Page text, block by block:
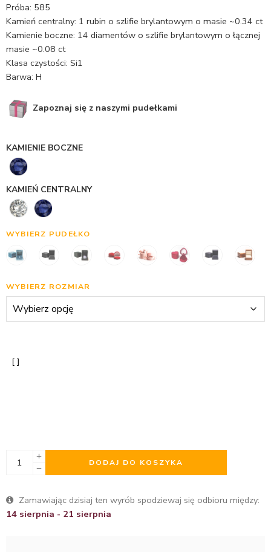
Próba: 585
Kamień centralny: 1 rubin o szlifie brylantowym o masie ~0.34 ct
Kamienie boczne: 14 diamentów o szlifie brylantowym o łącznej
masie ~0.08 ct
Klasa czystości: Si1
Barwa: H
Zapoznaj się z naszymi pudełkami
KAMIENIE BOCZNE
KAMIEŃ CENTRALNY
WYBIERZ PUDEŁKO
WYBIERZ ROZMIAR
DODAJ DO KOSZYKA
Zamawiając dzisiaj ten wyrób spodziewaj się odbioru między:
14 sierpnia - 21 sierpnia